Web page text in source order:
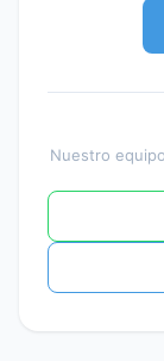
Nuestro